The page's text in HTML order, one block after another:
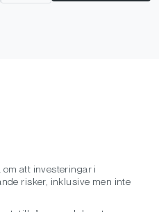
att investeringar i
risker, inklusive men inte